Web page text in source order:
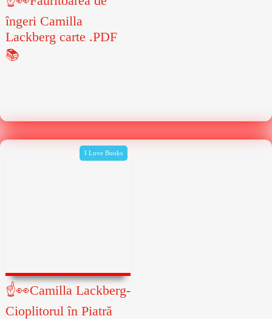
îngeri Camilla
Lackberg carte .PDF
📚
I Love Books
☝👀Camilla Lackberg-
Cioplitorul în Piatră